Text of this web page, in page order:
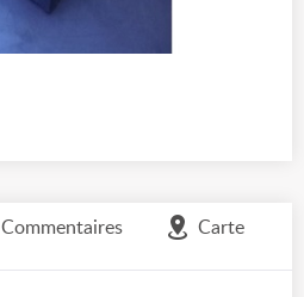
Commentaires Carte